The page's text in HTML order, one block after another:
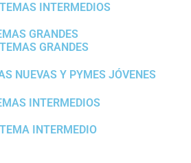
INTERMEDIOS
GRANDES
GRANDES
NUEVAS Y PYMES JÓVENES
INTERMEDIOS
INTERMEDIO